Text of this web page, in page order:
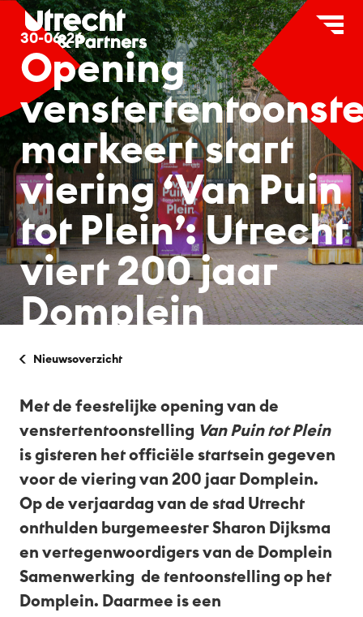
×
Over ons
Partners
Wat wij doen
Merk Utrecht
Onderzoek
Pers & media
30-06-26
Opening
markeert start
viering ‘Van Puin
tot Plein’: Utrecht
viert 200 jaar
Domplein
Nieuwsoverzicht
Met de feestelijke opening van de
venstertentoonstelling Van Puin tot Plein
is gisteren het officiële startsein gegeven
voor de viering van 200 jaar Domplein.
Op de verjaardag van de stad Utrecht
onthulden burgemeester Sharon Dijksma
en vertegenwoordigers van de Domplein
Samenwerking de tentoonstelling op het
Domplein. Daarmee is een